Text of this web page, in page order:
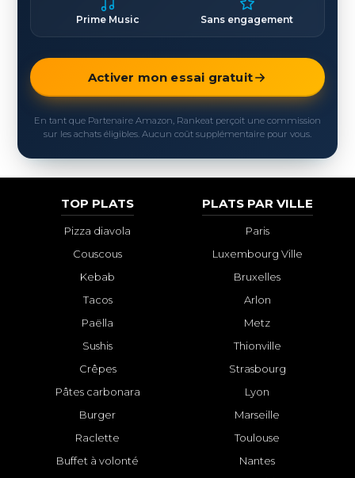
Prime Music Sans engagement
Activer mon essai gratuit
En tant que Partenaire Amazon, Rankeat perçoit une commission
sur les achats éligibles. Aucun coût supplémentaire pour vous.
TOP PLATS
Pizza diavola
Couscous
Kebab
Tacos
Paëlla
Sushis
Crêpes
Pâtes carbonara
Burger
Raclette
Buffet à volonté
PLATS PAR VILLE
Paris
Luxembourg Ville
Bruxelles
Arlon
Metz
Thionville
Strasbourg
Lyon
Marseille
Toulouse
Nantes